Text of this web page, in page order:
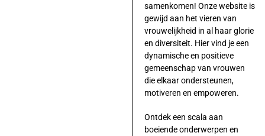
samenkomen! Onze website is
gewijd aan het vieren van
vrouwelijkheid in al haar glorie
en diversiteit. Hier vind je een
dynamische en positieve
gemeenschap van vrouwen
die elkaar ondersteunen,
motiveren en empoweren.
Ontdek een scala aan
boeiende onderwerpen en